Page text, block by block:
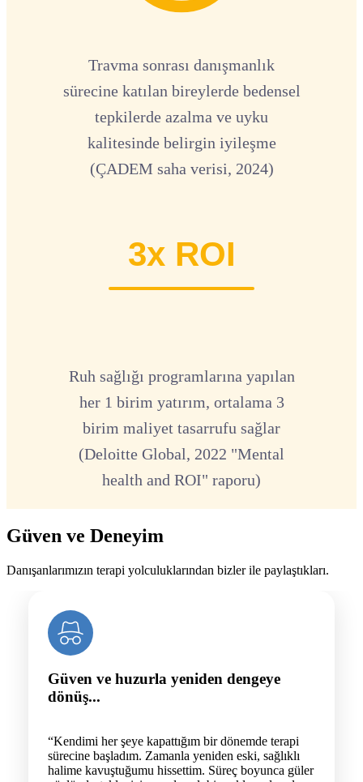
Travma sonrası danışmanlık
sürecine katılan bireylerde bedensel
tepkilerde azalma ve uyku
kalitesinde belirgin iyileşme
(ÇADEM saha verisi, 2024)
3x ROI
Ruh sağlığı programlarına yapılan
her 1 birim yatırım, ortalama 3
birim maliyet tasarrufu sağlar
(Deloitte Global, 2022 "Mental
health and ROI" raporu)
Güven ve Deneyim
Danışanlarımızın terapi yolculuklarından bizler ile paylaştıkları.
Güven ve huzurla yeniden dengeye
dönüş...
“Kendimi her şeye kapattığım bir dönemde terapi
sürecine başladım. Zamanla yeniden eski, sağlıklı
halime kavuştuğumu hissettim. Süreç boyunca güler